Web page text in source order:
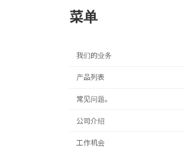
菜单
我们的业务
产品列表
常见问题。
公司介绍
工作机会